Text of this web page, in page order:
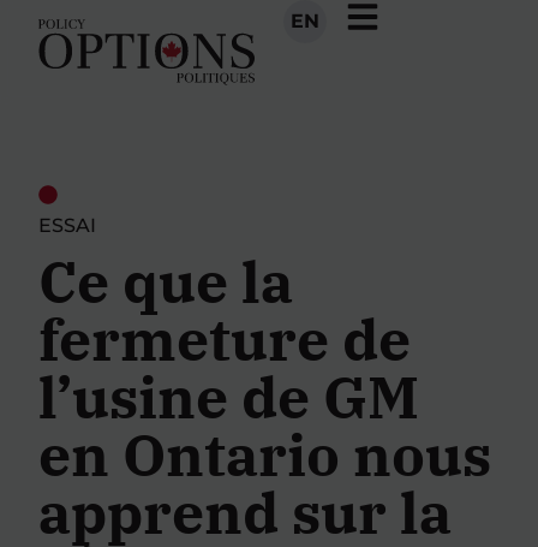
EN
ESSAI
Ce que la
fermeture de
l’usine de GM
en Ontario nous
apprend sur la